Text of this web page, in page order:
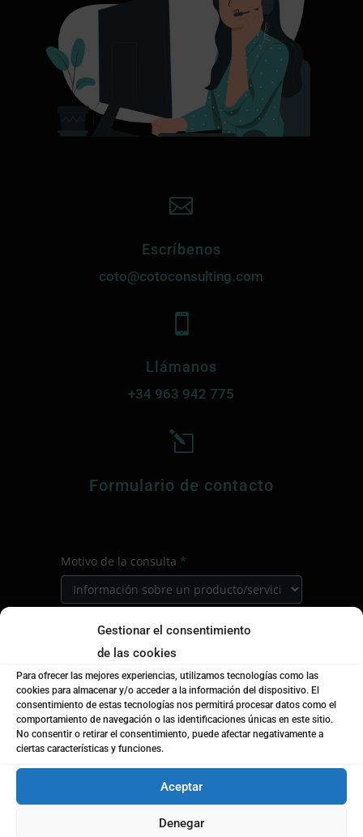
Gestionar el consentimiento
de las cookies
Para ofrecer las mejores experiencias, utilizamos tecnologías como las
cookies para almacenar y/o acceder a la información del dispositivo. El
consentimiento de estas tecnologías nos permitirá procesar datos como el
comportamiento de navegación o las identificaciones únicas en este sitio.
No consentir o retirar el consentimiento, puede afectar negativamente a
ciertas características y funciones.
Aceptar
Denegar

Escríbenos
coto@cotoconsulting.com

Llámanos
+34 963 942 775
l
Formulario de contacto
CONTACTO
PRINCIPAL
Motivo de la consulta *
de
consulta
Selecciona el Producto/Servicio*
Selecciona
el
Producto/Servicio
Curso de formación*
formación
Envia tu currículum*